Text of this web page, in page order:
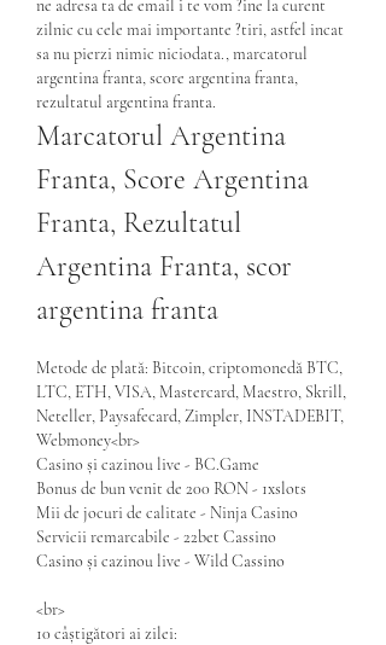
ne adresa ta de email i te vom ?ine la curent
zilnic cu cele mai importante ?tiri, astfel incat
sa nu pierzi nimic niciodata., marcatorul
argentina franta, score argentina franta,
rezultatul argentina franta.
Marcatorul Argentina
Franta, Score Argentina
Franta, Rezultatul
Argentina Franta, scor
argentina franta
Metode de plată: Bitcoin, criptomonedă BTC,
LTC, ETH, VISA, Mastercard, Maestro, Skrill,
Neteller, Paysafecard, Zimpler, INSTADEBIT,
Webmoney<br>
Casino și cazinou live - BC.Game
Bonus de bun venit de 200 RON - 1xslots
Mii de jocuri de calitate - Ninja Casino
Servicii remarcabile - 22bet Cassino
Casino și cazinou live - Wild Cassino
<br>
10 câștigători ai zilei: